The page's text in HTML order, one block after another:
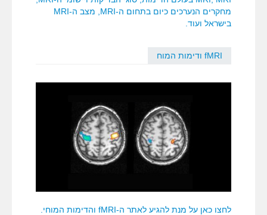
מחקרים הנערכים כיום בתחום ה-MRI, מצב ה-MRI
בישראל ועוד.
fMRI ודימות המוח
לחצו כאן על מנת להגיע לאתר ה-fMRI והדימות המוחי.